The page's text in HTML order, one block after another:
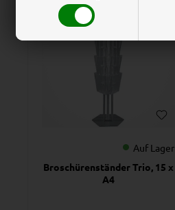
Auf Lager
Broschürenständer Trio, 15 x
A4